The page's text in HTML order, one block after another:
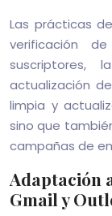
Las prácticas
verificación
suscriptores,
actualización
limpia y
sino que
campañas de
Adaptación
Gmail y